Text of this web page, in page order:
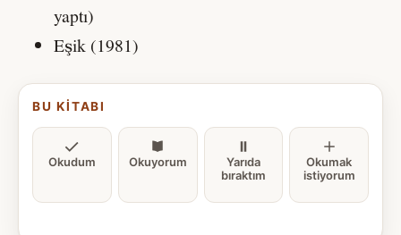
yaptı)
Eşik (1981)
BU KITABI
Okudum Okuyorum
Yarıda
bıraktım
Okumak
istiyorum